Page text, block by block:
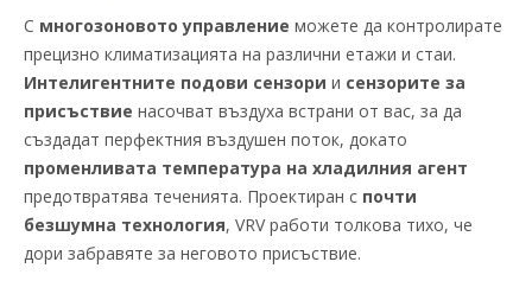
С многозоновото управление можете да контролирате
прецизно климатизацията на различни етажи и стаи.
Интелигентните подови сензори и сензорите за
присъствие насочват въздуха встрани от вас, за да
създадат перфектния въздушен поток, докато
променливата температура на хладилния агент
предотвратява теченията. Проектиран с почти
безшумна технология, VRV работи толкова тихо, че
дори забравяте за неговото присъствие.